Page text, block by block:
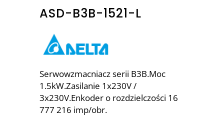
ASD-B3B-1521-L
Serwowzmacniacz serii B3B.Moc
1.5kW.Zasilanie 1x230V /
3x230V.Enkoder o rozdzielczości 16
777 216 imp/obr.